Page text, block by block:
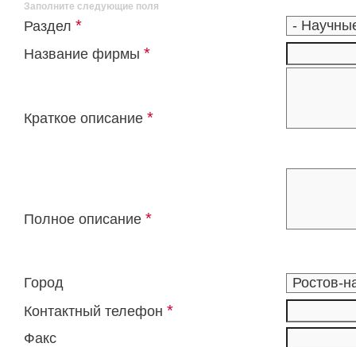
Заполните следующие поля
Раздел *
Название фирмы *
Краткое описание *
Полное описание *
Город
Контактный телефон *
Факс